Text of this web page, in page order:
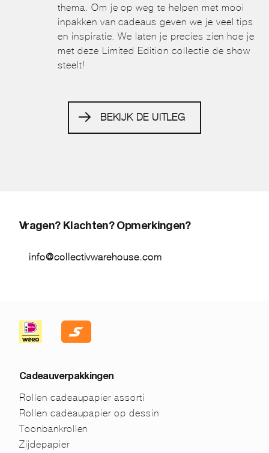
thema. Om je op weg te helpen met mooi
inpakken van cadeaus geven we je veel tips
en inspiratie. We laten je precies zien hoe je
met deze Limited Edition collectie de show
steelt!
BEKIJK DE UITLEG
Vragen? Klachten? Opmerkingen?
info@collectivwarehouse.com
Cadeauverpakkingen
Rollen cadeaupapier assorti
Rollen cadeaupapier op dessin
Toonbankrollen
Zijdepapier